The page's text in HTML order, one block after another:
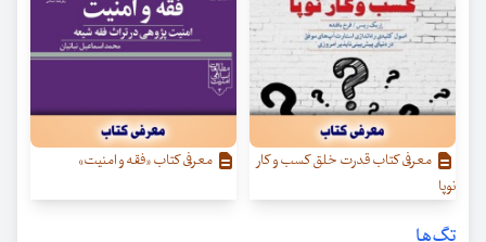
معرفی کتاب قدرت خلق کسب‌ و کار
نوپا
معرفی کتاب «فقه و امنیت»
تگ‌ها